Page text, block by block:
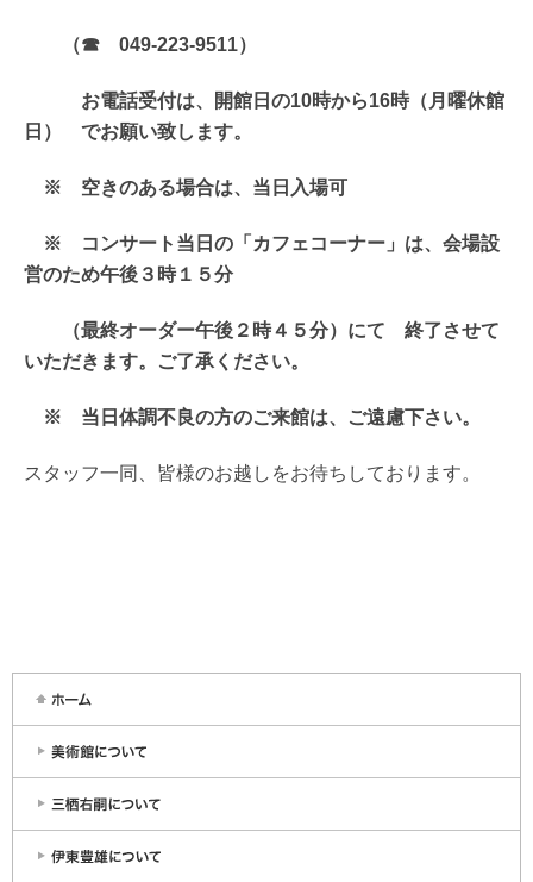
（☎ 049-223-9511）
お電話受付は、開館日の10時から16時（月曜休館
日） でお願い致します。
※ 空きのある場合は、当日入場可
※ コンサート当日の「カフェコーナー」は、会場設
営のため午後３時１５分
（最終オーダー午後２時４５分）にて 終了させて
いただきます。ご了承ください。
※ 当日体調不良の方のご来館は、ご遠慮下さい。
スタッフ一同、皆様のお越しをお待ちしております。